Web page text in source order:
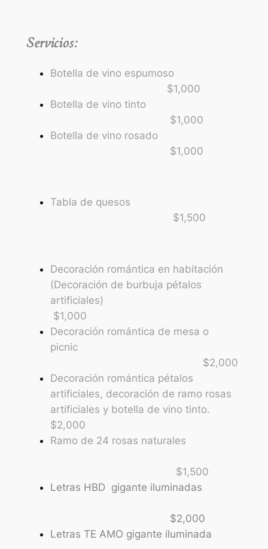
Servicios:
Botella de vino espumoso
$1,000
Botella de vino tinto
$1,000
Botella de vino rosado
$1,000
Tabla de quesos
$1,500
Decoración romántica en habitación
(Decoración de burbuja pétalos
artificiales)
$1,000
Decoración romántica de mesa o
picnic
$2,000
Decoración romántica pétalos
artificiales, decoración de ramo rosas
artificiales y botella de vino tinto.
$2,000
Ramo de 24 rosas naturales
$1,500
Letras HBD gigante iluminadas
$2,000
Letras TE AMO gigante iluminada